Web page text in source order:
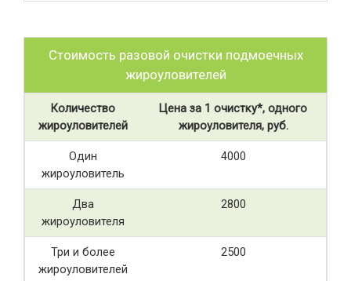
Стоимость разовой очистки подмоечных
жироуловителей
Количество
жироуловителей
Цена за 1 очистку*, одного
жироуловителя, руб.
Один
жироуловитель
4000
Два
жироуловителя
2800
Три и более
жироуловителей
2500